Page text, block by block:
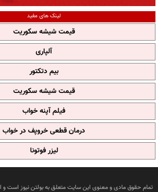
لینک های مفید
قیمت شیشه سکوریت
آلپاری
بیم دتکتور
قیمت شیشه سکوریت
فیلم آپنه خواب
درمان قطعی خروپف در خواب
لیزر فوتونا
تمام حقوق مادی و معنوی این سایت متعلق به بولتن نیوز است و